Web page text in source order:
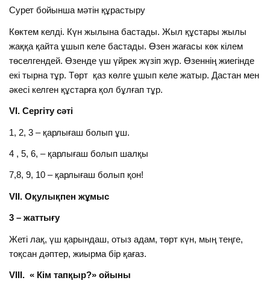
Сурет бойынша мәтін құрастыру
Көктем келді. Күн жылына бастады. Жыл құстары жылы
жаққа қайта ұшып келе бастады. Өзен жағасы көк кілем
төселгендей. Өзенде үш үйрек жүзіп жүр. Өзеннің жиегінде
екі тырна тұр. Төрт қаз көлге ұшып келе жатыр. Дастан мен
әкесі келген құстарға қол бұлғап тұр.
VІ. Сергіту сәті
1, 2, 3 – қарлығаш болып ұш.
4 , 5, 6, – қарлығаш болып шалқы
7,8, 9, 10 – қарлығаш болып қон!
VІІ. Оқулықпен жұмыс
3 – жаттығу
Жеті лақ, үш қарындаш, отыз адам, төрт күн, мың теңге,
тоқсан дәптер, жиырма бір қағаз.
VІІІ. « Кім тапқыр?» ойыны